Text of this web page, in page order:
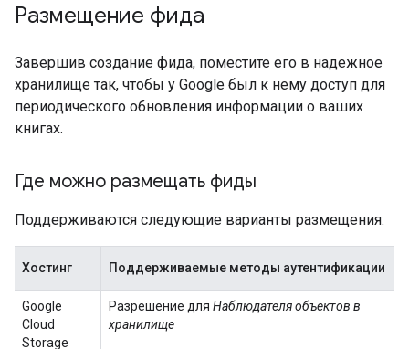
Размещение фида
Завершив создание фида, поместите его в надежное
хранилище так, чтобы у Google был к нему доступ для
периодического обновления информации о ваших
книгах.
Где можно размещать фиды
Поддерживаются следующие варианты размещения:
Хостинг Поддерживаемые методы аутентификации
Google
Cloud
Storage
Разрешение для Наблюдателя объектов в
хранилище